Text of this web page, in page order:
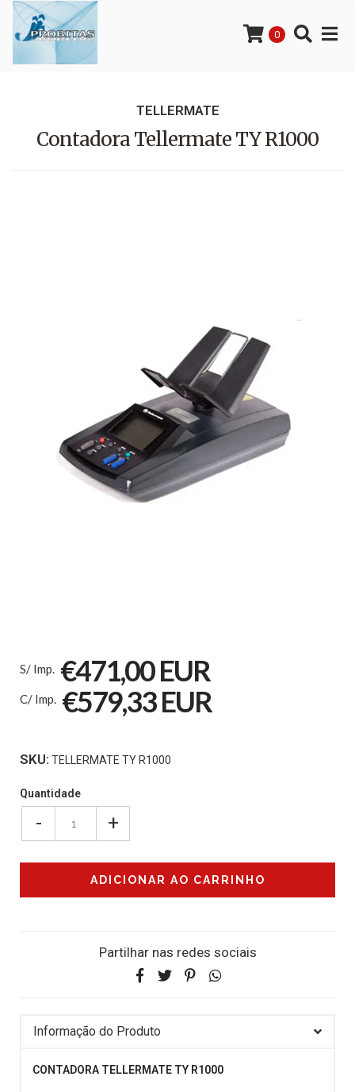
0
TELLERMATE
Contadora Tellermate TY R1000
S/ Imp. €471,00 EUR
C/ Imp. €579,33 EUR
SKU: TELLERMATE TY R1000
Quantidade
- +
Partilhar nas redes sociais
Informação do Produto
CONTADORA TELLERMATE TY R1000